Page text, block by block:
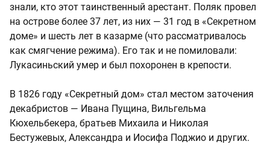
знали, кто этот таинственный арестант. Поляк провел
на острове более 37 лет, из них — 31 год в «Секретном
доме» и шесть лет в казарме (что рассматривалось
как смягчение режима). Его так и не помиловали:
Лукасиньский умер и был похоронен в крепости.
В 1826 году «Секретный дом» стал местом заточения
декабристов — Ивана Пущина, Вильгельма
Кюхельбекера, братьев Михаила и Николая
Бестужевых, Александра и Иосифа Поджио и других.